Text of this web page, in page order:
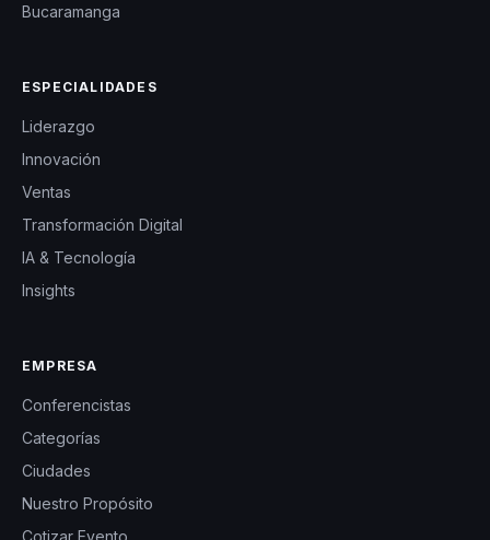
Bucaramanga
ESPECIALIDADES
Liderazgo
Innovación
Ventas
Transformación Digital
IA & Tecnología
Insights
EMPRESA
Conferencistas
Categorías
Ciudades
Nuestro Propósito
Cotizar Evento